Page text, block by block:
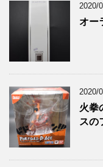
2020/
オー
2020/
火拳
スの